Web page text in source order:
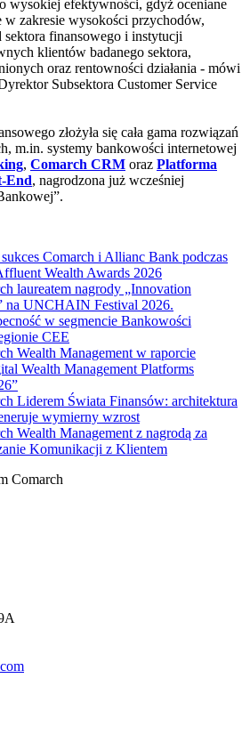
wysokiej efektywności, gdyż oceniane
zakresie wysokości przychodów,
finansowego i instytucji
klientów badanego sektora,
oraz rentowności działania - mówi
Subsektora Customer Service
złożyła się cała gama rozwiązań
m.in. systemy bankowości internetowej
, Comarch CRM oraz Platforma
End, nagrodzona już wcześniej
Comarch i Allianc Bank podczas
Wealth Awards 2026
laureatem nagrody „Innovation
na UNCHAIN Festival 2026.
w segmencie Bankowości
CEE
Wealth Management w raporcie
Wealth Management Platforms
Liderem Świata Finansów: architektura
wymierny wzrost
Wealth Management z nagrodą za
Komunikacji z Klientem
Comarch